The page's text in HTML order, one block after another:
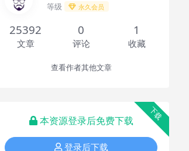
等级 永久会员
25392
文章
0
评论
1
收藏
查看作者其他文章
下载
本资源登录后免费下载
登录后下载